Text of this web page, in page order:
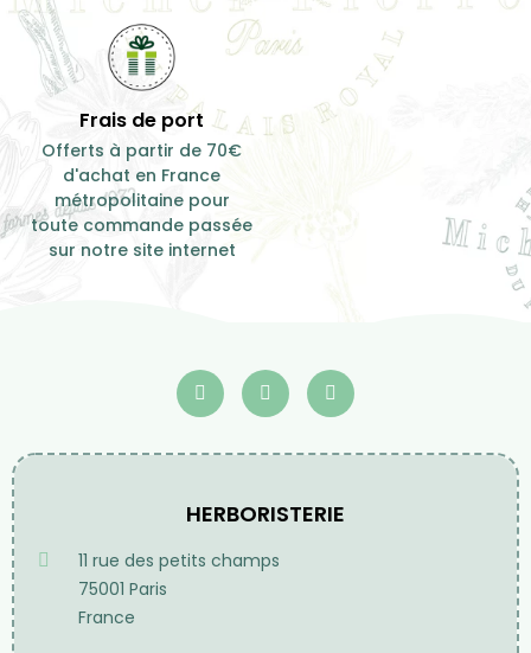
Frais de port
Offerts à partir de 70€
d'achat en France
métropolitaine pour
toute commande passée
sur notre site internet
HERBORISTERIE
11 rue des petits champs
75001 Paris
France